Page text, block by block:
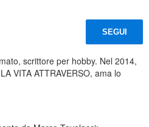
SEGUI
scrittore per hobby. Nel 2014,
VITA ATTRAVERSO, ama lo